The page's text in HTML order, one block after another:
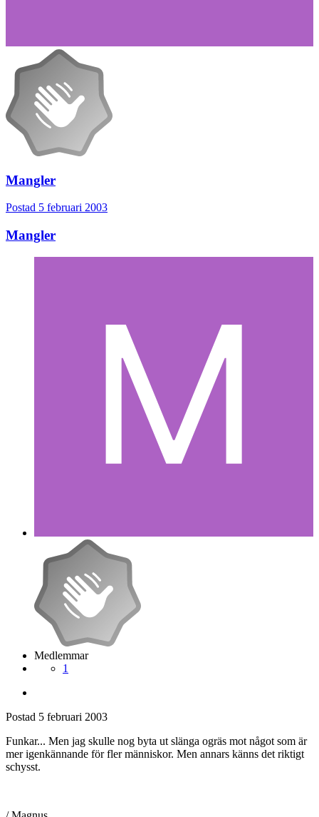
Mangler
Postad 5 februari 2003
Mangler
Medlemmar
1
Postad 5 februari 2003
Funkar... Men jag skulle nog byta ut slänga ogräs mot något som är
mer igenkännande för fler människor. Men annars känns det riktigt
schysst.